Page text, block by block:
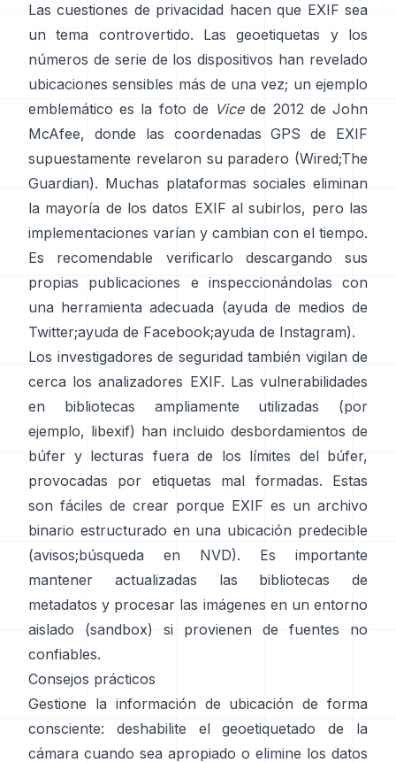
Las cuestiones de privacidad hacen que EXIF sea
un tema controvertido. Las geoetiquetas y los
números de serie de los dispositivos han revelado
ubicaciones sensibles más de una vez; un ejemplo
emblemático es la foto de Vicede 2012 de John
McAfee, donde las coordenadas GPS de EXIF
supuestamente revelaron su paradero (Wired;The
Guardian). Muchas plataformas sociales eliminan
la mayoría de los datos EXIF al subirlos, pero las
implementaciones varían y cambian con el tiempo.
Es recomendable verificarlo descargando sus
propias publicaciones e inspeccionándolas con
una herramienta adecuada (ayuda de medios de
Twitter;ayuda de Facebook;ayuda de Instagram).
Los investigadores de seguridad también vigilan de
cerca los analizadores EXIF. Las vulnerabilidades
en bibliotecas ampliamente utilizadas (por
ejemplo, libexif) han incluido desbordamientos de
búfer y lecturas fuera de los límites del búfer,
provocadas por etiquetas mal formadas. Estas
son fáciles de crear porque EXIF es un archivo
binario estructurado en una ubicación predecible
(avisos;búsqueda en NVD). Es importante
mantener actualizadas las bibliotecas de
metadatos y procesar las imágenes en un entorno
aislado (sandbox) si provienen de fuentes no
confiables.
Consejos prácticos
Gestione la información de ubicación de forma
consciente: deshabilite el geoetiquetado de la
cámara cuando sea apropiado o elimine los datos